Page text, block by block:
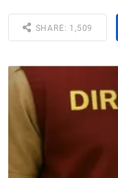
SHARE: 1,509